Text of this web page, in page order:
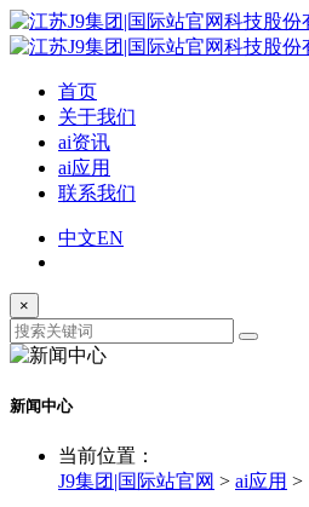
首页
关于我们
ai资讯
ai应用
联系我们
中文EN
×
新闻中心
当前位置：
J9集团|国际站官网 > ai应用 >